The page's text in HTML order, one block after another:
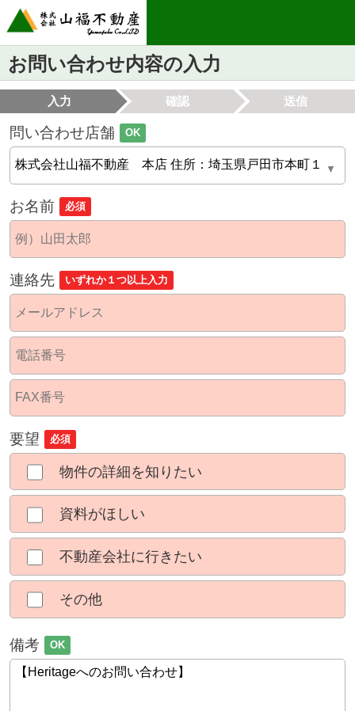
お問い合わせ内容の入力
入力 確認 送信
問い合わせ店舗 OK
お名前 必須
連絡先 いずれか１つ以上入力
要望 必須
物件の詳細を知りたい
資料がほしい
不動産会社に行きたい
その他
備考 OK